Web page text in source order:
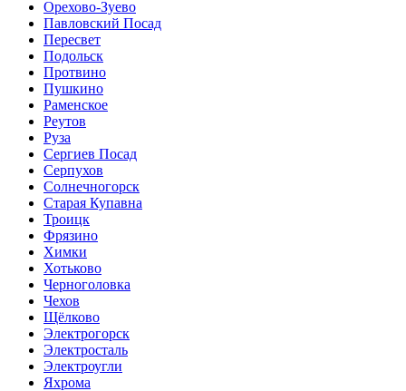
Орехово-Зуево
Павловский Посад
Пересвет
Подольск
Протвино
Пушкино
Раменское
Реутов
Руза
Сергиев Посад
Серпухов
Солнечногорск
Старая Купавна
Троицк
Фрязино
Химки
Хотьково
Черноголовка
Чехов
Щёлково
Электрогорск
Электросталь
Электроугли
Яхрома